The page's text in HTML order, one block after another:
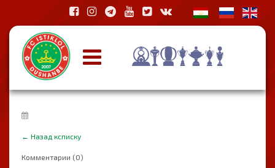
← Назад ксписку
Комментарии (0)